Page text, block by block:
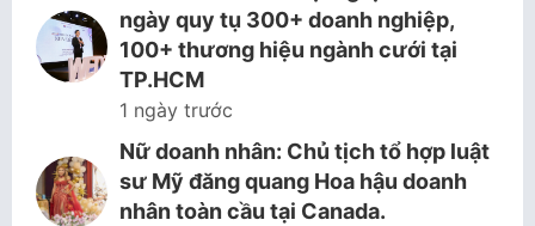
ngày quy tụ 300+ doanh nghiệp,
100+ thương hiệu ngành cưới tại
TP.HCM
1 ngày trước
Nữ doanh nhân: Chủ tịch tổ hợp luật
sư Mỹ đăng quang Hoa hậu doanh
nhân toàn cầu tại Canada.